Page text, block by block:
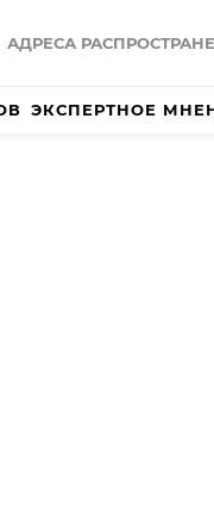
АДРЕСА
ЭКСПЕРТНОЕ